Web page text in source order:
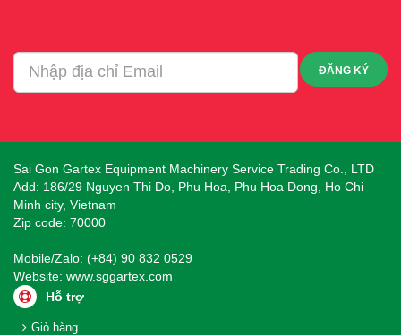
ĐĂNG KÝ
Sai Gon Gartex Equipment Machinery Service Trading Co., LTD
Add: 186/29 Nguyen Thi Do, Phu Hoa, Phu Hoa Dong, Ho Chi
Minh city, Vietnam
Zip code: 70000
Mobile/Zalo: (+84) 90 832 0529
Website: www.sggartex.com
Hỗ trợ
Giỏ hàng